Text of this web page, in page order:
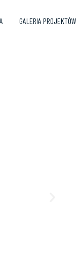
GALERIA PROJEKTÓW